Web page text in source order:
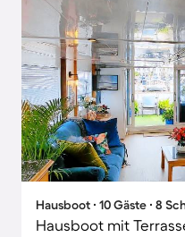
Hausboot ∙ 10 Gäste ∙ 8
Hausboot mit